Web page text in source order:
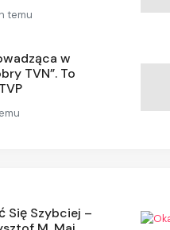
temu
w
TVN”. To
Się Szybciej –